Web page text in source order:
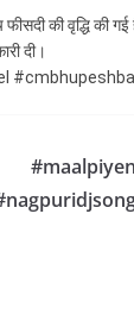
फीसदी की वृद्धि
दी।